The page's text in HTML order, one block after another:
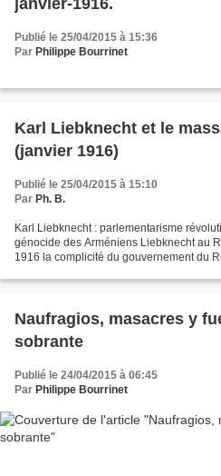
janvier-1916.
Publié le 25/04/2015 à 15:36
Par Philippe Bourrinet
Karl Liebknecht et le
(janvier 1916)
Publié le 25/04/2015 à 15:10
Par Ph. B.
Karl Liebknecht : parlementarisme
génocide des Arméniens Liebknecht au
1916 la complicité du gouvernement du
Naufragios, masacres y
sobrante
Publié le 24/04/2015 à 06:45
Par Philippe Bourrinet